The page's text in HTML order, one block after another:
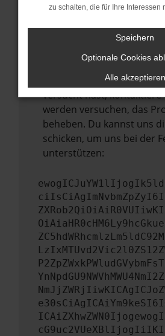
Veraltete Software birgt
führen, dass bestimmte
mehr unterstützt werden.
Wende dich an den
Wenn du alle oben
versucht hast, kontaktiere
werden versuchen, das
beheben. Du kannst uns
schicken, um uns bei der
unterstützen:
zu schalten, die für Ihre Interessen
Speichern
Optionale Cookies
Alle akzeptieren